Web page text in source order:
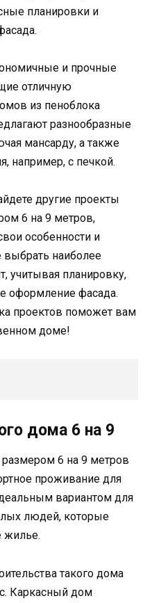
планировки и
и прочные
отличную
из пеноблока
разнообразные
мансарду, а также
например, с печкой.
другие проекты
6 на 9 метров,
особенности и
наиболее
учитывая планировку,
оформление фасада.
проектов поможет вам
доме!
дома 6 на 9
6 на 9 метров
проживание для
вариантом для
людей, которые
жилье.
такого дома
Каркасный дом